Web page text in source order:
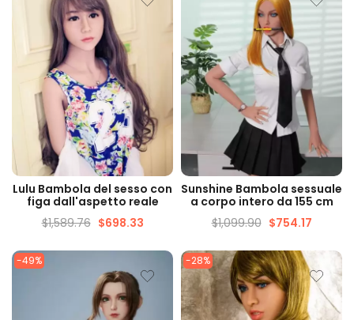
VISUALIZZAZIONE
VELOCE
Lulu Bambola del sesso con
figa dall'aspetto reale
$1,589.76 $698.33
VISUALIZZAZIONE
VELOCE
Sunshine Bambola sessuale
a corpo intero da 155 cm
$1,099.90 $754.17
-49% -28%